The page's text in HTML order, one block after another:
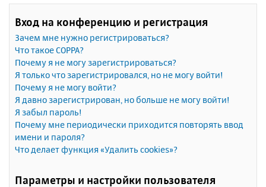
Вход на конференцию и регистрация
Зачем мне нужно регистрироваться?
Что такое COPPA?
Почему я не могу зарегистрироваться?
Я только что зарегистрировался, но не могу войти!
Почему я не могу войти?
Я давно зарегистрирован, но больше не могу войти!
Я забыл пароль!
Почему мне периодически приходится повторять ввод
имени и пароля?
Что делает функция «Удалить cookies»?
Параметры и настройки пользователя